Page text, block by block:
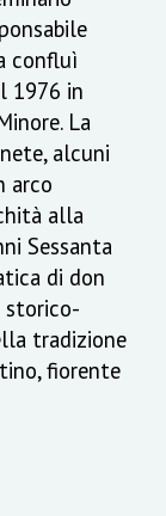
confluì
1976 in
La
alcuni
arco
alla
Sessanta
di don
storico-
tradizione
fiorente